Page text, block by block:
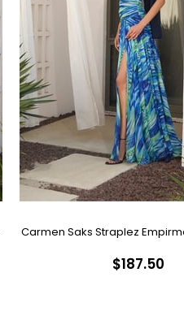
Carmen Saks Straplez
$187.50